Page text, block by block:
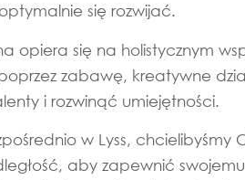
się rozwijać.
opiera się na holistycznym
zabawę, kreatywne
i rozwinąć umiejętności.
w Lyss,
aby zapewnić